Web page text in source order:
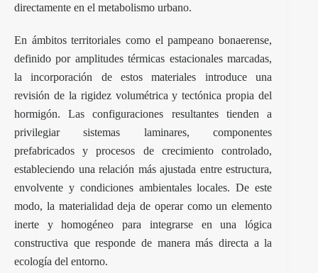
directamente en el metabolismo urbano.
En ámbitos territoriales como el pampeano bonaerense,
definido por amplitudes térmicas estacionales marcadas,
la incorporación de estos materiales introduce una
revisión de la rigidez volumétrica y tectónica propia del
hormigón. Las configuraciones resultantes tienden a
privilegiar sistemas laminares, componentes
prefabricados y procesos de crecimiento controlado,
estableciendo una relación más ajustada entre estructura,
envolvente y condiciones ambientales locales. De este
modo, la materialidad deja de operar como un elemento
inerte y homogéneo para integrarse en una lógica
constructiva que responde de manera más directa a la
ecología del entorno.